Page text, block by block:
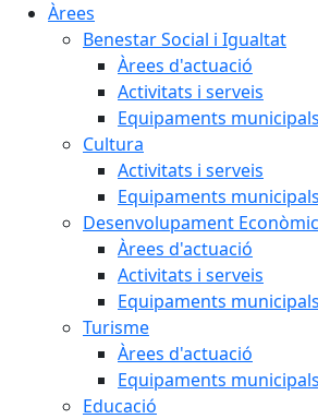
Àrees
Benestar Social i Igualtat
Àrees d'actuació
Activitats i serveis
Equipaments municipals
Cultura
Activitats i serveis
Equipaments municipals
Desenvolupament
Àrees d'actuació
Activitats i serveis
Equipaments municipals
Turisme
Àrees d'actuació
Equipaments municipals
Educació